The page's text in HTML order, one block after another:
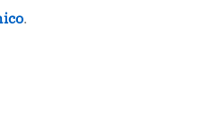
.